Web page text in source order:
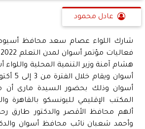
عادل محمود
شارك اللواء عصام سعد محافظ أسيوط
هشام آمنة وزير التنمية المحلية
أسوان
أسوان وذلك بحضور السيدة مارى أن
المكتب الإقليمي لليونسكو
ألهم محافظ الأقصر والدكتور طارق
وأحمد شعبان نائب محافظ أسوان